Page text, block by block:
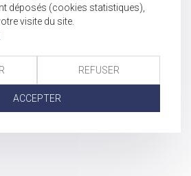
déposés (cookies statistiques),
visite du site.
REFUSER
ACCEPTER